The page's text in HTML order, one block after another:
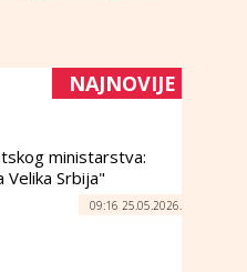
NAJNOVIJE
ministarstva:
Velika Srbija"
09:16 25.05.2026.